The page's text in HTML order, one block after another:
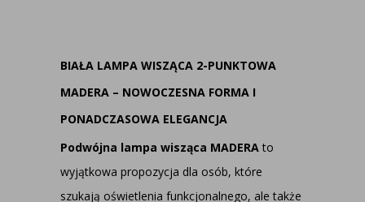
BIAŁA LAMPA WISZĄCA 2-PUNKTOWA
MADERA – NOWOCZESNA FORMA I
PONADCZASOWA ELEGANCJA
Podwójna lampa wisząca MADERA to
wyjątkowa propozycja dla osób, które
szukają oświetlenia funkcjonalnego, ale także